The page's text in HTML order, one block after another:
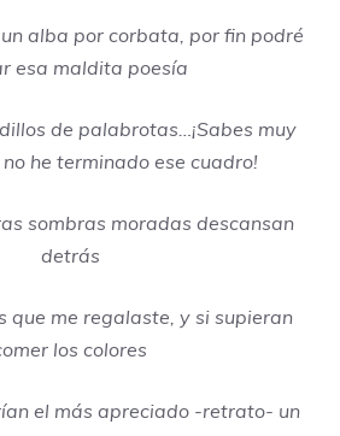
por corbata, por fin podré
esa maldita poesía
de palabrotas…¡Sabes muy
he terminado ese cuadro!
moradas descansan
detrás
me regalaste, y si supieran
los colores
más apreciado -retrato- un